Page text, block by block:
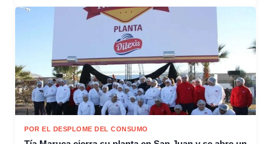
POR EL DESPLOME DEL CONSUMO